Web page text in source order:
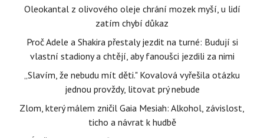
Oleokantal z olivového oleje chrání mozek myší, u lidí
zatím chybí důkaz
Proč Adele a Shakira přestaly jezdit na turné: Budují si
vlastní stadiony a chtějí, aby fanoušci jezdili za nimi
„Slavím, že nebudu mít děti." Kovalová vyřešila otázku
jednou provždy, litovat prý nebude
Zlom, který málem zničil Gaia Mesiah: Alkohol, závislost,
ticho a návrat k hudbě